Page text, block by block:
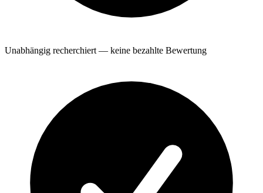
Unabhängig recherchiert — keine bezahlte Bewertung